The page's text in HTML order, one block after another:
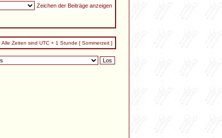
Zeichen der Beiträge anzeigen
Alle Zeiten sind UTC + 1 Stunde [ Sommerzeit ]